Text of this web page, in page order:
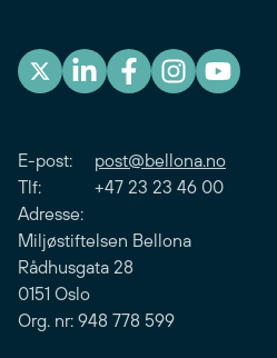
E-post: post@bellona.no
Tlf: +47 23 23 46 00
Adresse:
Miljøstiftelsen Bellona
Rådhusgata 28
0151 Oslo
Org. nr: 948 778 599